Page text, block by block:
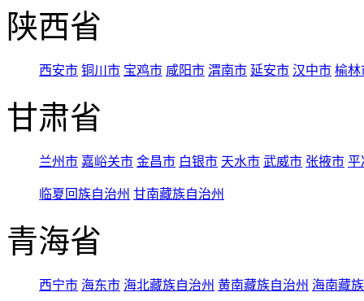
陕西省
西安市 铜川市 宝鸡市 咸阳市 渭南市 延安市 汉中市 榆林
甘肃省
兰州市 嘉峪关市 金昌市 白银市 天水市 武威市 张掖市 平
临夏回族自治州 甘南藏族自治州
青海省
西宁市 海东市 海北藏族自治州 黄南藏族自治州 海南藏